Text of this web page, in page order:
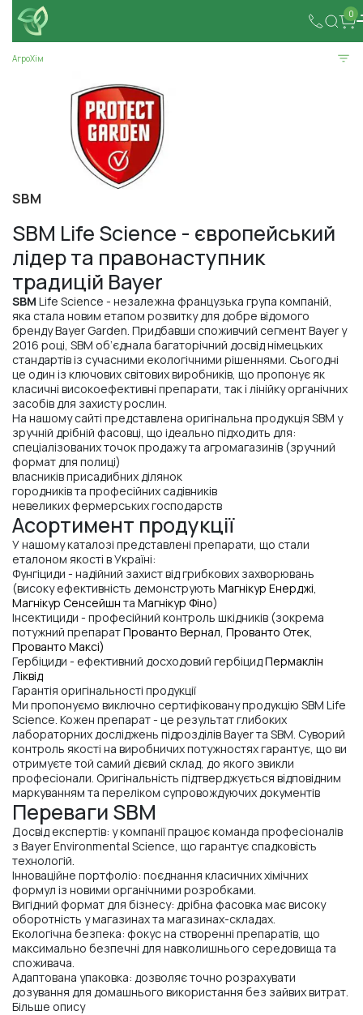
0
АгроХім
SBM
SBM Life Science - європейський
лідер та правонаступник
традицій Bayer
SBM Life Science - незалежна французька група компаній,
яка стала новим етапом розвитку для добре відомого
бренду Bayer Garden. Придбавши споживчий сегмент Bayer у
2016 році, SBM об’єднала багаторічний досвід німецьких
стандартів із сучасними екологічними рішеннями. Сьогодні
це один із ключових світових виробників, що пропонує як
класичні високоефективні препарати, так і лінійку органічних
засобів для захисту рослин.
На нашому сайті представлена оригінальна продукція SBM у
зручній дрібній фасовці, що ідеально підходить для:
спеціалізованих точок продажу та агромагазинів (зручний
формат для полиці)
власників присадибних ділянок
городників та професійних садівників
невеликих фермерських господарств
Асортимент продукції
У нашому каталозі представлені препарати, що стали
еталоном якості в Україні:
Фунгіциди - надійний захист від грибкових захворювань
(високу ефективність демонструють Магнікур Енерджі,
Магнікур Сенсейшн та Магнікур Фіно)
Інсектициди - професійний контроль шкідників (зокрема
потужний препаратПрованто Вернал, Прованто Отек,
Прованто Максі)
Гербіциди - ефективний досходовий гербіцидПермаклін
Ліквід
Гарантія оригінальності продукції
Ми пропонуємо виключно сертифіковану продукцію SBM Life
Science. Кожен препарат - це результат глибоких
лабораторних досліджень підрозділів Bayer та SBM. Суворий
контроль якості на виробничих потужностях гарантує, що ви
отримуєте той самий дієвий склад, до якого звикли
професіонали. Оригінальність підтверджується відповідним
маркуванням та переліком супровождуючих документів
Переваги SBM
Досвід експертів: у компанії працює команда професіоналів
з Bayer Environmental Science, що гарантує спадковість
технологій.
Інноваційне портфоліо: поєднання класичних хімічних
формул із новими органічними розробками.
Вигідний формат для бізнесу: дрібна фасовка має високу
оборотність у магазинах та магазинах-складах.
Екологічна безпека: фокус на створенні препаратів, що
максимально безпечні для навколишнього середовища та
споживача.
Адаптована упаковка: дозволяє точно розрахувати
дозування для домашнього використання без зайвих витрат.
Більше опису